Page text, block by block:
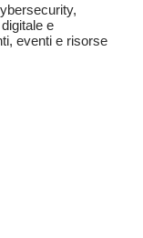
e
eventi e risorse